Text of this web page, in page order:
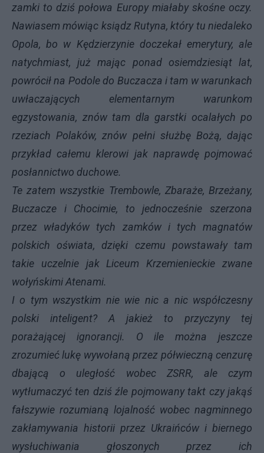
zamki to dziś połowa Europy miałaby skośne oczy.
Nawiasem mówiąc ksiądz Rutyna, który tu niedaleko
Opola, bo w Kędzierzynie doczekał emerytury, ale
natychmiast, już mając ponad osiemdziesiąt lat,
powrócił na Podole do Buczacza i tam w warunkach
uwłaczających elementarnym warunkom
egzystowania, znów tam dla garstki ocalałych po
rzeziach Polaków, znów pełni służbę Bożą, dając
przykład całemu klerowi jak naprawdę pojmować
posłannictwo duchowe.
Te zatem wszystkie Trembowle, Zbaraże, Brzeżany,
Buczacze i Chocimie, to jednocześnie szerzona
przez władyków tych zamków i tych magnatów
polskich oświata, dzięki czemu powstawały tam
takie uczelnie jak Liceum Krzemienieckie zwane
wołyńskimi Atenami.
I o tym wszystkim nie wie nic a nic współczesny
polski inteligent? A jakież to przyczyny tej
porażającej ignorancji. O ile można jeszcze
zrozumieć lukę wywołaną przez półwieczną cenzurę
dbającą o uległość wobec ZSRR, ale czym
wytłumaczyć ten dziś źle pojmowany takt czy jakąś
fałszywie rozumianą lojalność wobec nagminnego
zakłamywania historii przez Ukraińców i biernego
wysłuchiwania głoszonych przez ich